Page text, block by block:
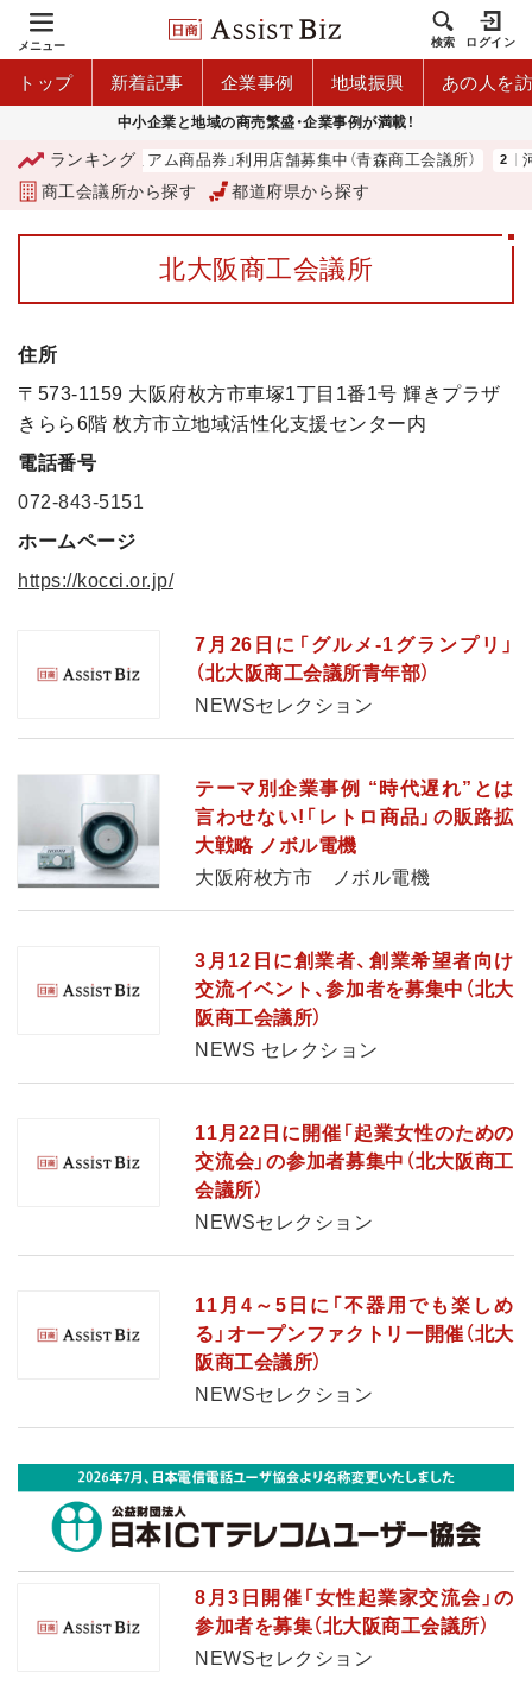
メニュー 検索 ログイン
トップ 新着記事 企業事例 地域振興 あの人を
中小企業と地域の商売繁盛・企業事例が満載！
ランキング
「青森市プレミアム商品券」利用店舗募集中（青森商工会議所） 河
商工会議所から探す 都道府県から探す
北大阪商工会議所
住所
〒573-1159 大阪府枚方市車塚1丁目1番1号 輝きプラザ
きらら6階 枚方市立地域活性化支援センター内
電話番号
072-843-5151
ホームページ
https://kocci.or.jp/
7月26日に「グルメ-1グランプリ」
（北大阪商工会議所青年部）
NEWSセレクション
テーマ別企業事例 “時代遅れ”とは
言わせない!「レトロ商品」の販路拡
大戦略 ノボル電機
大阪府枚方市 ノボル電機
3月12日に創業者、創業希望者向け
交流イベント、参加者を募集中（北大
阪商工会議所）
NEWS セレクション
11月22日に開催「起業女性のための
交流会」の参加者募集中（北大阪商工
会議所）
NEWSセレクション
11月4～5日に「不器用でも楽しめ
る」オープンファクトリー開催（北大
阪商工会議所）
NEWSセレクション
8月3日開催「女性起業家交流会」の
参加者を募集（北大阪商工会議所）
NEWSセレクション